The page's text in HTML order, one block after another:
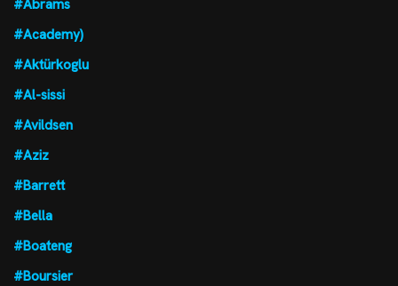
#Abrams
#Academy)
#Aktürkoglu
#Al-sissi
#Avildsen
#Aziz
#Barrett
#Bella
#Boateng
#Boursier